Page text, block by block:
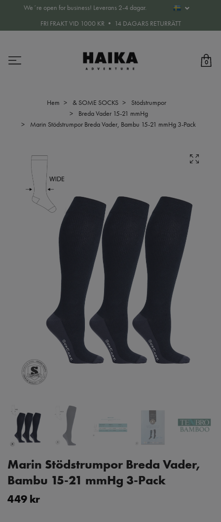
We´re open for business! Leverans 2-4 dagar.
FRI FRAKT VID 1000 KR • 14 DAGARS RETURRÄTT
0
Hem & SOME SOCKS
Stödstrumpor
Breda Vader 15-21 mmHg
Marin Stödstrumpor Breda Vader, Bambu 15-21 mmHg 3-Pack
Marin Stödstrumpor Breda Vader,
Bambu 15-21 mmHg 3-Pack
449 kr